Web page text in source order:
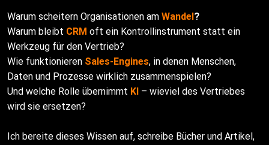
Warum scheitern Organisationen amWandel?
Warum bleibt CRM oft ein Kontrollinstrument statt ein
Werkzeug für den Vertrieb?
Wie funktionieren Sales-Engines, in denen Menschen,
Daten und Prozesse wirklich zusammenspielen?
Und welche Rolle übernimmt KI – wieviel des Vertriebes
wird sie ersetzen?
Ich bereite dieses Wissen auf, schreibe Bücher und Artikel,